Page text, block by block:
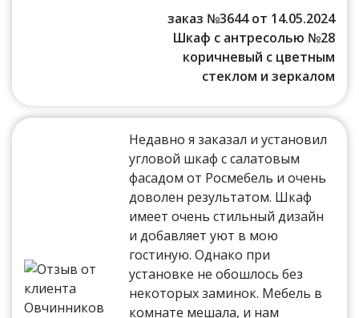
заказ №3644 от 14.05.2024
Шкаф с антресолью №28
коричневый с цветным
стеклом и зеркалом
Недавно я заказал и установил
угловой шкаф с салатовым
фасадом от Росмебель и очень
доволен результатом. Шкаф
имеет очень стильный дизайн
и добавляет уют в мою
гостиную. Однако при
установке не обошлось без
некоторых заминок. Мебель в
комнате мешала, и нам